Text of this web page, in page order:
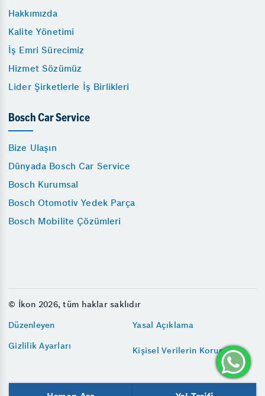
Hakkımızda
Kalite Yönetimi
İş Emri Sürecimiz
Hizmet Sözümüz
Lider Şirketlerle İş Birlikleri
Bosch Car Service
Bize Ulaşın
Dünyada Bosch Car Service
Bosch Kurumsal
Bosch Otomotiv Yedek Parça
Bosch Mobilite Çözümleri
© İkon 2026, tüm haklar saklıdır
Düzenleyen
Yasal Açıklama
Gizlilik Ayarları
Kişisel Verilerin Korunması